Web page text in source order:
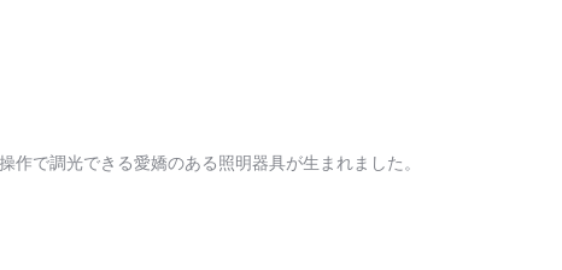
で調光できる愛嬌のある照明器具が生まれました。